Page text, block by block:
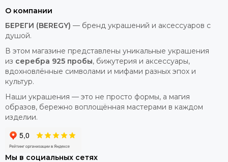
своими руками.
Чтобы зачатие пришлось на самый благоприятный
период, народные целители советуют следовать таким
обрядам и поверьям:
Займитесь вышивкой лика Богородицы, ласкающей
маленьких детей. Приступайте к работе осознанно и не
садитесь за вышивку в плохом настроении. Вышивая
Богородицу, обращайте внимание на детали – дети
должны получиться шаловливыми, как на иконах,
отнеситесь к ним как к своим будущим, поделитесь
в лучшее.
Прослушайте цикл аудио лекций ведических
О компании
БЕРЕГИ (BEREGY) — бренд украшений и аксессуаров с
душой.
В этом магазине представлены уникальные украшения
из серебра 925 пробы, бижутерия и аксессуары,
вдохновлённые символами и мифами разных эпох и
культур.
Наши украшения — это не просто формы, а магия
образов, бережно воплощённая мастерами в каждом
изделии.
Мы в социальных сетях